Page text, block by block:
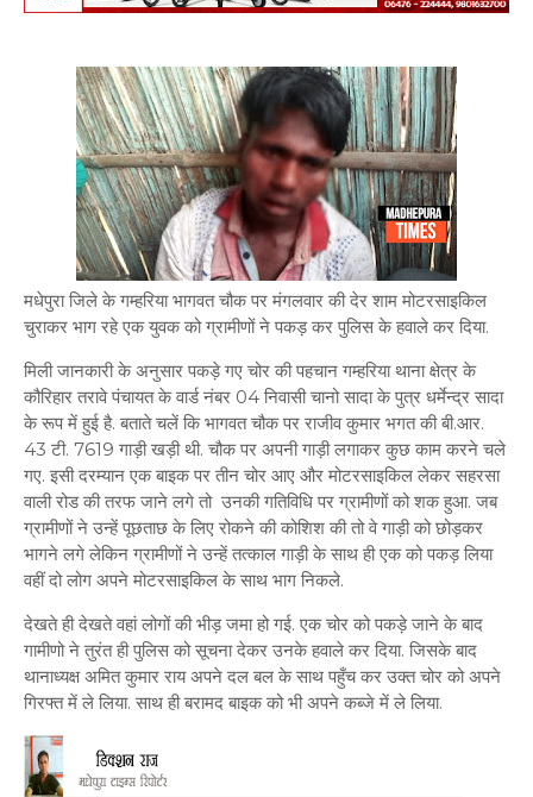
मधेपुरा जिले के गम्हरिया भागवत चौक पर मंगलवार की देर शाम मोटरसाइकिल
चुराकर भाग रहे एक युवक को ग्रामीणों ने पकड़ कर पुलिस के हवाले कर दिया.
मिली जानकारी के अनुसार पकड़े गए चोर की पहचान गम्हरिया थाना क्षेत्र के
कौरिहार तरावे पंचायत के वार्ड नंबर 04 निवासी चानो सादा के पुत्र धर्मेन्द्र सादा
के रूप में हुई है. बताते चलें कि भागवत चौक पर राजीव कुमार भगत की बी.आर.
43 टी. 7619 गाड़ी खड़ी थी. चौक पर अपनी गाड़ी लगाकर कुछ काम करने चले
गए. इसी दरम्यान एक बाइक पर तीन चोर आए और मोटरसाइकिल लेकर सहरसा
वाली रोड की तरफ जाने लगे तो उनकी गतिविधि पर ग्रामीणों को शक हुआ. जब
ग्रामीणों ने उन्हें पूछताछ के लिए रोकने की कोशिश की तो वे गाड़ी को छोड़कर
भागने लगे लेकिन ग्रामीणों ने उन्हें तत्काल गाड़ी के साथ ही एक को पकड़ लिया
वहीं दो लोग अपने मोटरसाइकिल के साथ भाग निकले.
देखते ही देखते वहां लोगों की भीड़ जमा हो गई. एक चोर को पकड़े जाने के बाद
गामीणो ने तुरंत ही पुलिस को सूचना देकर उनके हवाले कर दिया. जिसके बाद
थानाध्यक्ष अमित कुमार राय अपने दल बल के साथ पहुँच कर उक्त चोर को अपने
गिरफ्त में ले लिया. साथ ही बरामद बाइक को भी अपने कब्जे में ले लिया.